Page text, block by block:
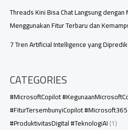
Threads Kini Bisa Chat Langsung dengan
Menggunakan Fitur Terbaru dan
7 Tren Artificial Intelligence yang
CATEGORIES
#MicrosoftCopilot
#FiturTersembunyiCopilot
#ProduktivitasDigital #TeknologiAI(1)